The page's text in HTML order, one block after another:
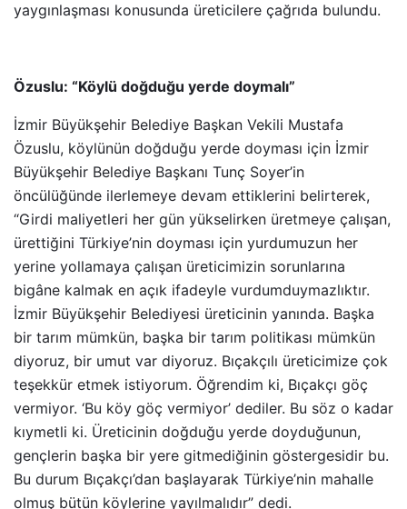
yaygınlaşması konusunda üreticilere çağrıda bulundu.
Özuslu: “Köylü doğduğu yerde doymalı”
İzmir Büyükşehir Belediye Başkan Vekili Mustafa
Özuslu, köylünün doğduğu yerde doyması için İzmir
Büyükşehir Belediye Başkanı Tunç Soyer’in
öncülüğünde ilerlemeye devam ettiklerini belirterek,
“Girdi maliyetleri her gün yükselirken üretmeye çalışan,
ürettiğini Türkiye’nin doyması için yurdumuzun her
yerine yollamaya çalışan üreticimizin sorunlarına
bigâne kalmak en açık ifadeyle vurdumduymazlıktır.
İzmir Büyükşehir Belediyesi üreticinin yanında. Başka
bir tarım mümkün, başka bir tarım politikası mümkün
diyoruz, bir umut var diyoruz. Bıçakçılı üreticimize çok
teşekkür etmek istiyorum. Öğrendim ki, Bıçakçı göç
vermiyor. ‘Bu köy göç vermiyor’ dediler. Bu söz o kadar
kıymetli ki. Üreticinin doğduğu yerde doyduğunun,
gençlerin başka bir yere gitmediğinin göstergesidir bu.
Bu durum Bıçakçı’dan başlayarak Türkiye’nin mahalle
olmuş bütün köylerine yayılmalıdır” dedi.